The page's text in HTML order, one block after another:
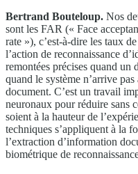
Bertrand Bouteloup. Nos
sont les FAR (« Face
rate »), c’est-à-dire les taux
l’action de reconnaissance
remontées précises quand un
quand le système n’arrive
document. C’est un travail
neuronaux pour réduire sans
soient à la hauteur de
techniques s’appliquent à la
l’extraction d’information
biométrique de